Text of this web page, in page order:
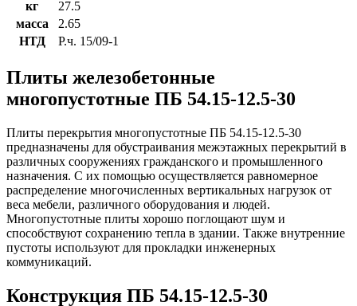
кг
27.5
масса
2.65
НТД
Р.ч. 15/09-1
Плиты железобетонные
многопустотные ПБ 54.15-12.5-30
Плиты перекрытия многопустотные ПБ 54.15-12.5-30
предназначены для обустраивания межэтажных перекрытий в
различных сооружениях гражданского и промышленного
назначения. С их помощью осуществляется равномерное
распределение многочисленных вертикальных нагрузок от
веса мебели, различного оборудования и людей.
Многопустотные плиты хорошо поглощают шум и
способствуют сохранению тепла в здании. Также внутренние
пустоты используют для прокладки инженерных
коммуникаций.
Конструкция ПБ 54.15-12.5-30